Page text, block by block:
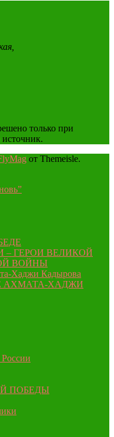
только при
от Themeisle.
ГЕРОИ ВЕЛИКОЙ
ВОЙНЫ
Хаджи Кадырова
АХМАТА-ХАДЖИ
ПОБЕДЫ